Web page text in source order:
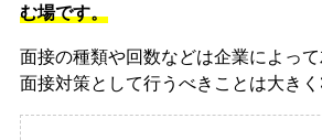
む場です。
面接の種類や回数などは企業によって
面接対策として行うべきことは大きく